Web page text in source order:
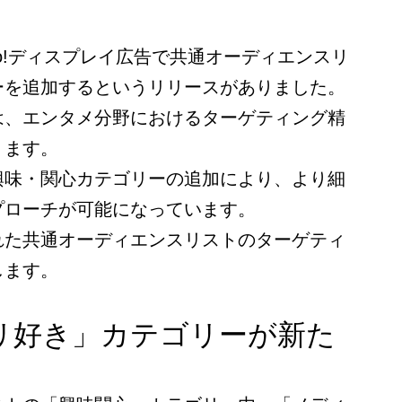
ディスプレイ広告で共通オーディエンスリ
追加するというリリースがありました。
エンタメ分野におけるターゲティング精
す。
・関心カテゴリーの追加により、より細
ーチが可能になっています。
共通オーディエンスリストのターゲティ
す。
き」カテゴリーが新た